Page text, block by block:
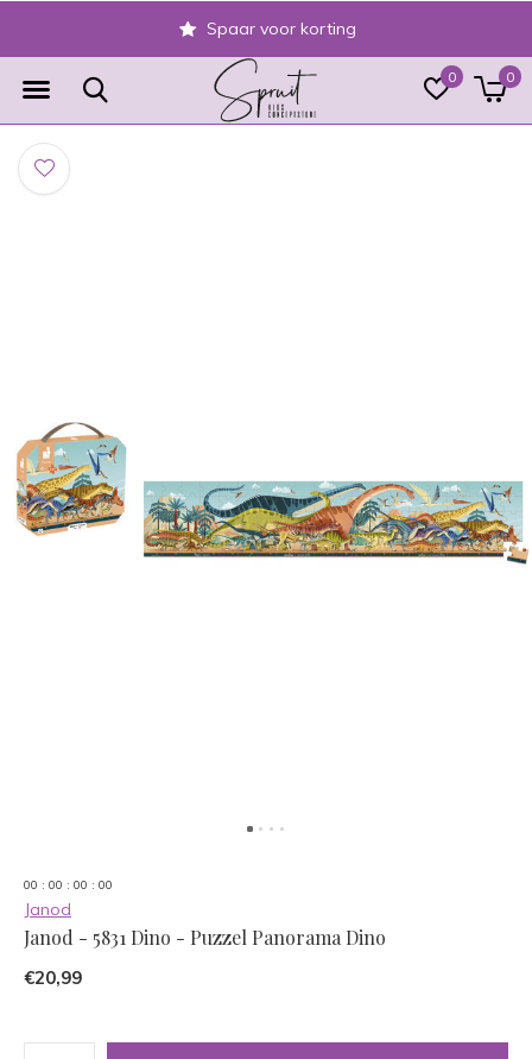
0 0
Spaar voor korting
00 : 00 : 00 : 00
Janod
Janod - 5831 Dino - Puzzel Panorama Dino
€20,99